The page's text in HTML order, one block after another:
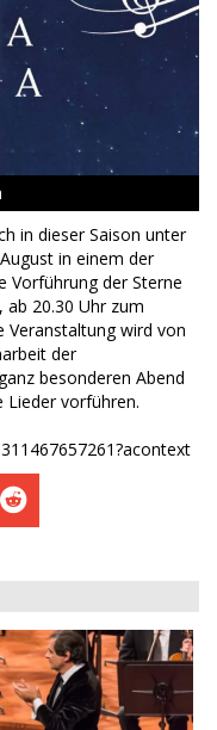
in dieser Saison unter
in einem der
Vorführung der Sterne
20.30 Uhr zum
Veranstaltung wird von
der
besonderen Abend
Lieder vorführen.